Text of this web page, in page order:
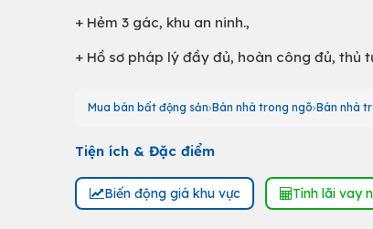
+ Hẻm 3 gác, khu an ninh.,
+ Hồ sơ pháp lý đầy đủ, hoàn công đủ, thủ
Mua bán bất động sản Bán nhà trong ngõ Bán nhà
Tiện ích & Đặc điểm
Biến động giá khu vực Tính lãi vay